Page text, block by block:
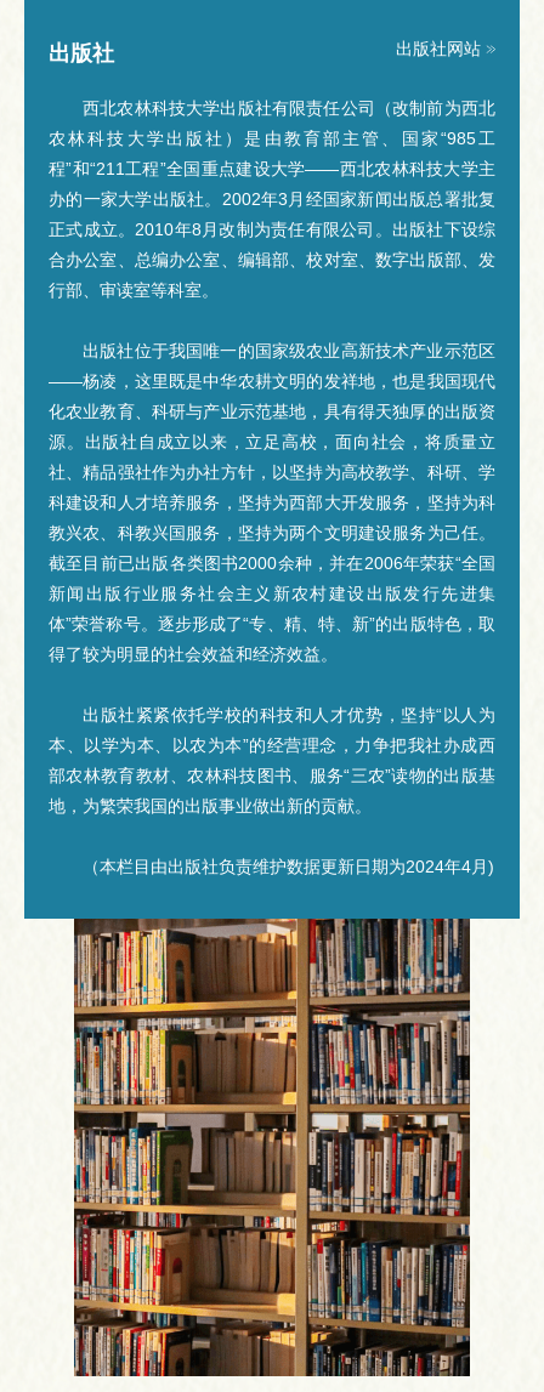
出版社网站
出版社
西北农林科技大学出版社有限责任公司（改制前为西北
农林科技大学出版社）是由教育部主管、国家“985工
程”和“211工程”全国重点建设大学——西北农林科技大学主
办的一家大学出版社。2002年3月经国家新闻出版总署批复
正式成立。2010年8月改制为责任有限公司。出版社下设综
合办公室、总编办公室、编辑部、校对室、数字出版部、发
行部、审读室等科室。
出版社位于我国唯一的国家级农业高新技术产业示范区
——杨凌，这里既是中华农耕文明的发祥地，也是我国现代
化农业教育、科研与产业示范基地，具有得天独厚的出版资
源。出版社自成立以来，立足高校，面向社会，将质量立
社、精品强社作为办社方针，以坚持为高校教学、科研、学
科建设和人才培养服务，坚持为西部大开发服务，坚持为科
教兴农、科教兴国服务，坚持为两个文明建设服务为己任。
截至目前已出版各类图书2000余种，并在2006年荣获“全国
新闻出版行业服务社会主义新农村建设出版发行先进集
体”荣誉称号。逐步形成了“专、精、特、新”的出版特色，取
得了较为明显的社会效益和经济效益。
出版社紧紧依托学校的科技和人才优势，坚持“以人为
本、以学为本、以农为本”的经营理念，力争把我社办成西
部农林教育教材、农林科技图书、服务“三农”读物的出版基
地，为繁荣我国的出版事业做出新的贡献。
（本栏目由出版社负责维护数据更新日期为2024年4月)